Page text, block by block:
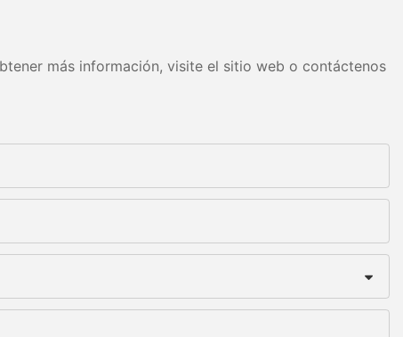
más información, visite el sitio web o contáctenos